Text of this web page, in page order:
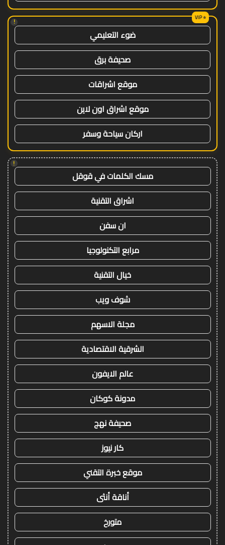
!
ضوء التعليمي
صحيفة برق
موقع اشراقات
موقع اشراق اون لاين
اركان سياحة وسفر
!
مسك الكلمات في قوقل
اشراق التقنية
ان سفن
مرابع التكنولوجيا
خيال التقنية
شوف ويب
مجلة الاسهم
الشرقية الاقتصادية
عالم الايفون
مدونة كوكان
صحيفة نهج
كار نيوز
موقع خبرة التقني
أناقة أنثى
متورخ